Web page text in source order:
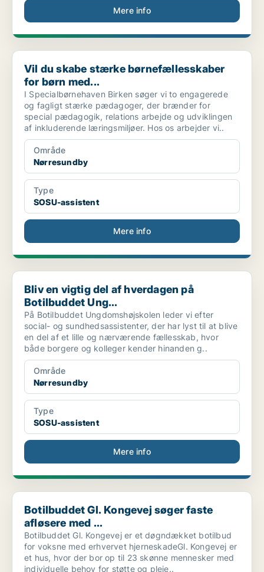
Mere info
Vil du skabe stærke børnefællesskaber for børn med...
Vil du skabe stærke børnefællesskaber
for børn med...
I Specialbørnehaven Birken søger vi to engagerede
og fagligt stærke pædagoger, der brænder for
special pædagogik, relations arbejde og udviklingen
af inkluderende læringsmiljøer. Hos os arbejder vi..
Område
Nørresundby
Type
SOSU-assistent
Mere info
Bliv en vigtig del af hverdagen på Botilbuddet Ung...
Bliv en vigtig del af hverdagen på
Botilbuddet Ung...
På Botilbuddet Ungdomshøjskolen leder vi efter
social- og sundhedsassistenter, der har lyst til at blive
en del af et lille og nærværende fællesskab, hvor
både borgere og kolleger kender hinanden g..
Område
Nørresundby
Type
SOSU-assistent
Mere info
Botilbuddet Gl. Kongevej søger faste afløsere med ...
Botilbuddet Gl. Kongevej søger faste
afløsere med ...
Botilbuddet Gl. Kongevej er et døgndækket botilbud
for voksne med erhvervet hjerneskadeGl. Kongevej er
et hus, hvor der bor op til 23 skønne mennesker med
individuelle behov for støtte og pleje..